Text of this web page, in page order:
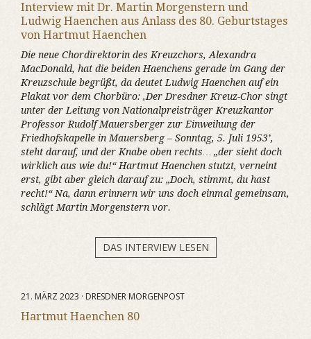
Interview mit Dr. Martin Morgenstern und
Ludwig Haenchen aus Anlass des 80. Geburtstages
von Hartmut Haenchen
Die neue Chordirektorin des Kreuzchors, Alexandra
MacDonald, hat die beiden Haenchens gerade im Gang der
Kreuzschule begrüßt, da deutet Ludwig Haenchen auf ein
Plakat vor dem Chorbüro: ‚Der Dresdner Kreuz-Chor singt
unter der Leitung von Nationalpreisträger Kreuzkantor
Professor Rudolf Mauersberger zur Einweihung der
Friedhofskapelle in Mauersberg – Sonntag, 5. Juli 1953’,
steht darauf, und der Knabe oben rechts… „der sieht doch
wirklich aus wie du!“ Hartmut Haenchen stutzt, verneint
erst, gibt aber gleich darauf zu: „Doch, stimmt, du hast
recht!“ Na, dann erinnern wir uns doch einmal gemeinsam,
schlägt Martin Morgenstern vor.
DAS INTERVIEW LESEN
21. MÄRZ 2023 · DRESDNER MORGENPOST
Hartmut Haenchen 80